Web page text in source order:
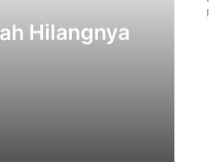
Hilangnya